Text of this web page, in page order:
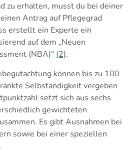
zu erhalten, musst du bei deiner
Antrag auf Pflegegrad
erstellt ein Experte ein
auf dem „Neuen
(NBA)“ (2).
können bis zu 100
Selbständigkeit vergeben
setzt sich aus sechs
gewichteten
Es gibt Ausnahmen bei
sowie bei einer speziellen
.